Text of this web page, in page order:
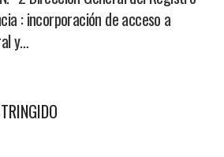
: incorporación de acceso a
y…